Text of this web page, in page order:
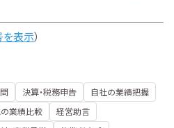
表示）
決算・税務申告
自社の業績把握
業績比較
経営助言